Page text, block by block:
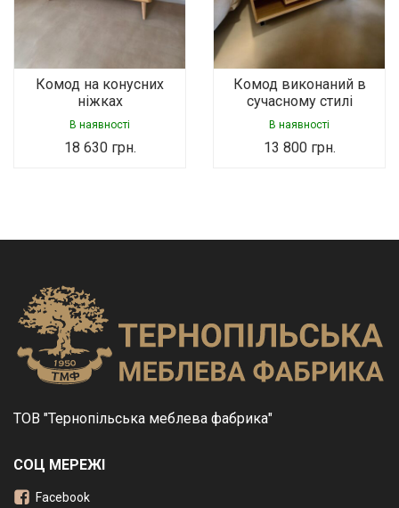
Комод на конусних
ніжках
18 630 грн.
В наявності
Комод виконаний в
сучасному стилі
13 800 грн.
В наявності
ТОВ "Тернопільська меблева фабрика"
СОЦ МЕРЕЖІ
Facebook